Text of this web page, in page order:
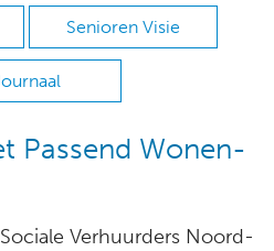
Senioren Visie
Passend Wonen-
Verhuurders Noord-